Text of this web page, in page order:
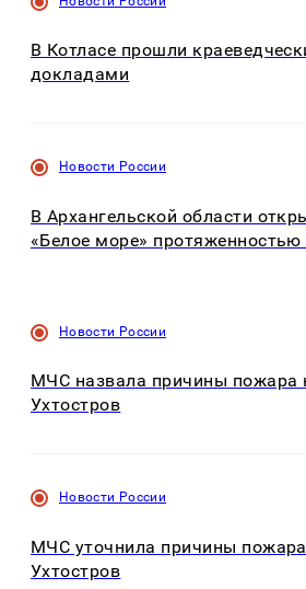
В Котласе прошли
докладами
Новости России
В Архангельской области
«Белое море»
Новости России
МЧС назвала причины пожара
Ухтостров
Новости России
МЧС уточнила причины
Ухтостров